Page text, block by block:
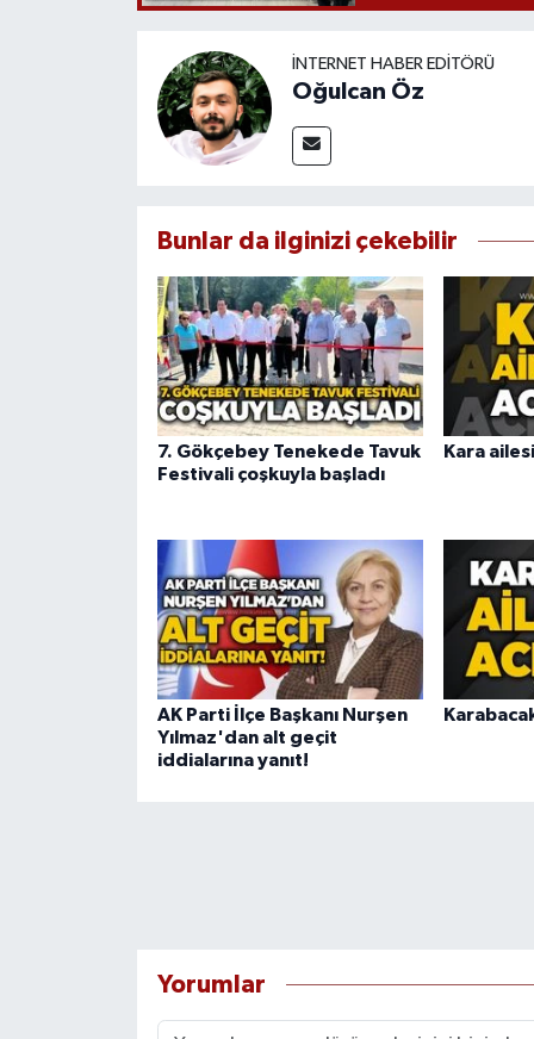
İNTERNET HABER EDITÖRÜ
Oğulcan Öz
Bunlar da ilginizi çekebilir
7. Gökçebey Tenekede Tavuk
Festivali çoşkuyla başladı
Kara
AK Parti İlçe Başkanı Nurşen
Yılmaz'dan alt geçit
iddialarına yanıt!
Yorumlar